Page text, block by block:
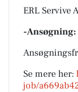
ERL Servive
-Ansøgning:
Se mere her:
job/